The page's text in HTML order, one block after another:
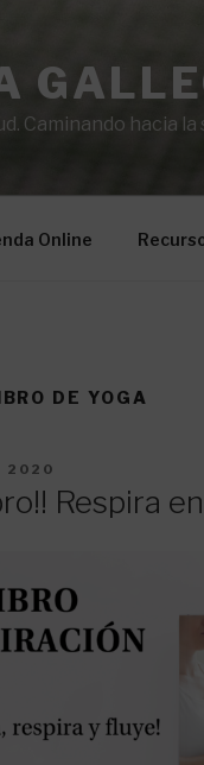
Caminando hacia
Online
DE YOGA
2020
Respira